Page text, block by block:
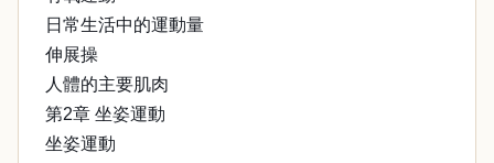
日常生活中的運動量
伸展操
人體的主要肌肉
第2章 坐姿運動
坐姿運動